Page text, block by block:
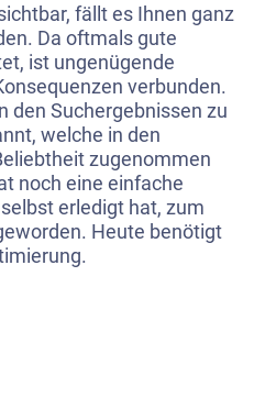
fällt es Ihnen ganz
Da oftmals gute
ist ungenügende
verbunden.
den Suchergebnissen zu
welche in den
zugenommen
noch eine einfache
erledigt hat, zum
Heute benötigt